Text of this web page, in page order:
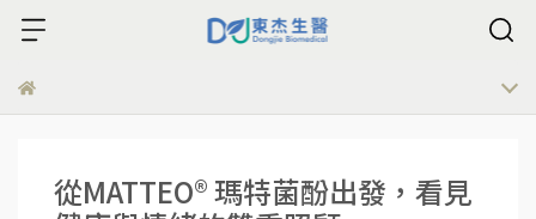
從MATTEO® 瑪特菌酚出發，看見